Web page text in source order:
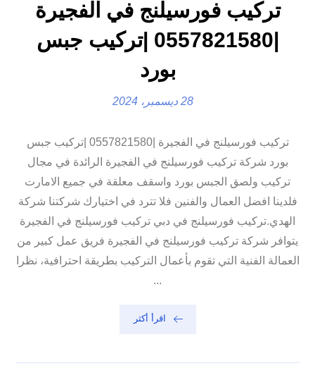
تركيب فورسيلنج في الفجيرة
|0557821580 |تركيب جبس
بورد
28 ديسمبر، 2024
تركيب فورسيلنج في الفجيرة |0557821580 |تركيب جبس
بورد شركة تركيب فورسيلنج في الفجيرة الرائدة في مجال
تركيب ولصق الجبس بورد واسقف معلقة في جميع الامارت
فلدينا افضل العمال والفنين فلا تترد في اختيارك شركتنا شركة
الهدي.تركيب فورسيلنج في دبي تركيب فورسيلنج في الفجيرة
يتوافر شركة تركيب فورسيلنج في الفجيرة فريق عمل كبير من
العمالة الفنية التي تقوم بأعمال التركيب بطريقة احترافية، نظرا
...
اقرأ أكثر